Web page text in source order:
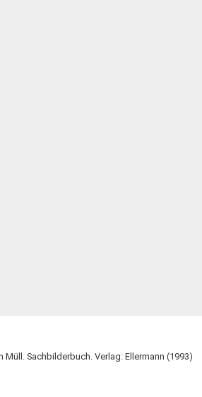
Sachbilderbuch. Verlag: Ellermann (1993)